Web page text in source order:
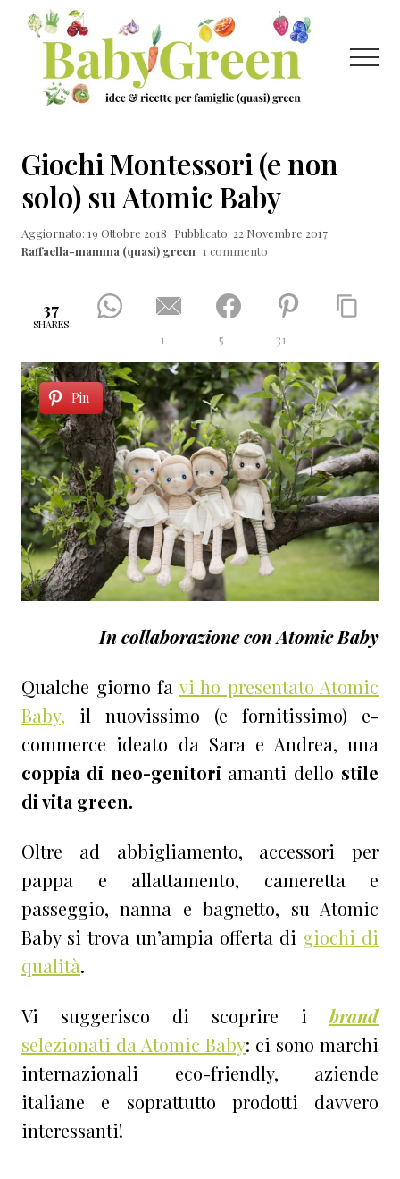
Menu
Passa
contenuto
principale
Passa
laterale
primaria
Passa
ricette
per
famiglie
Menu
Giochi Montessori (e non
solo) su Atomic Baby
Aggiornato: 19 Ottobre 2018 Pubblicato: 22 Novembre 2017
Raffaella-mamma (quasi) green 1 commento
37
SHARES
1 5 31
Pin
In collaborazione con Atomic Baby
Qualche giorno fa vi ho presentato Atomic
Baby, il nuovissimo (e fornitissimo) e-
commerce ideato da Sara e Andrea, una
coppia di neo-genitori amanti dello stile
di vita green.
Oltre ad abbigliamento, accessori per
pappa e allattamento, cameretta e
passeggio, nanna e bagnetto, su Atomic
Baby si trova un’ampia offerta di giochi di
qualità.
Vi suggerisco di scoprire i brand
selezionati da Atomic Baby: ci sono marchi
internazionali eco-friendly, aziende
italiane e soprattutto prodotti davvero
interessanti!